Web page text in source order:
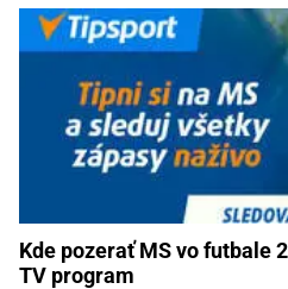
Kde pozerať MS vo futbale
TV program